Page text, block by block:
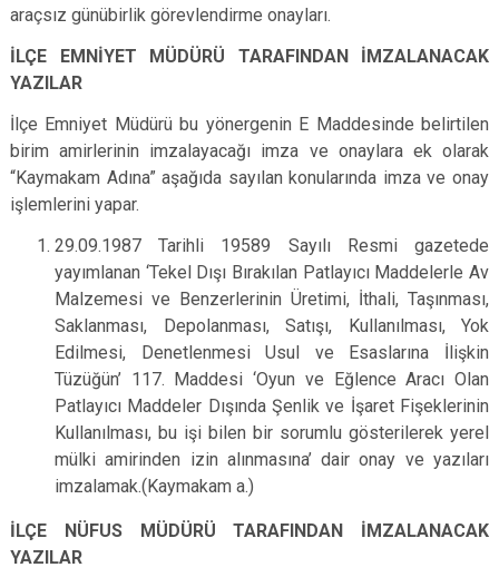
araçsız günübirlik görevlendirme onayları.
İLÇE EMNİYET MÜDÜRÜ TARAFINDAN İMZALANACAK
YAZILAR
İlçe Emniyet Müdürü bu yönergenin E Maddesinde belirtilen
birim amirlerinin imzalayacağı imza ve onaylara ek olarak
“Kaymakam Adına” aşağıda sayılan konularında imza ve onay
işlemlerini yapar.
29.09.1987 Tarihli 19589 Sayılı Resmi gazetede
yayımlanan ‘Tekel Dışı Bırakılan Patlayıcı Maddelerle Av
Malzemesi ve Benzerlerinin Üretimi, İthali, Taşınması,
Saklanması, Depolanması, Satışı, Kullanılması, Yok
Edilmesi, Denetlenmesi Usul ve Esaslarına İlişkin
Tüzüğün’ 117. Maddesi ‘Oyun ve Eğlence Aracı Olan
Patlayıcı Maddeler Dışında Şenlik ve İşaret Fişeklerinin
Kullanılması, bu işi bilen bir sorumlu gösterilerek yerel
mülki amirinden izin alınmasına’ dair onay ve yazıları
imzalamak.(Kaymakam a.)
İLÇE NÜFUS MÜDÜRÜ TARAFINDAN İMZALANACAK
YAZILAR